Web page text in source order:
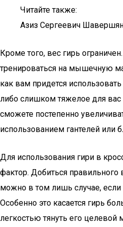
Читайте также:
Азиз Сергеевич
Кроме того, вес гирь
тренироваться на мышечную
как вам придется
либо слишком тяжелое для
сможете постепенно
использованием гантелей или
Для использования гири в
фактор. Добиться
можно в том лишь случае, если
Особенно это касается гирь
легкостью тянуть его